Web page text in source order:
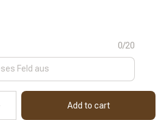
0/20
Add to cart